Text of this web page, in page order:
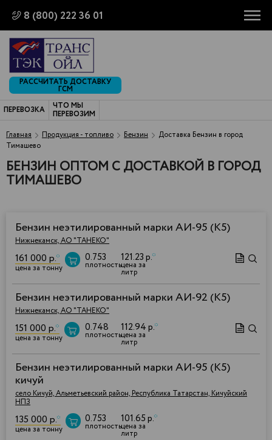
8 (800) 222 36 01
РАССЧИТАТЬ ДОСТАВКУ
ГСМ
ПЕРЕВОЗКА
ЧТО МЫ
ПЕРЕВОЗИМ
Главная
Продукция - топливо Бензин
Доставка Бензин в город
Тимашево
БЕНЗИН ОПТОМ С ДОСТАВКОЙ В ГОРОД
ТИМАШЕВО
Бензин неэтилированный марки АИ-95 (К5)
Нижнекамск, АО "ТАНЕКО"
161 000 р.*
цена за тонну
0.753
плотность
121.23 р.*
цена за
литр
Бензин неэтилированный марки АИ-92 (К5)
Нижнекамск, АО "ТАНЕКО"
151 000 р.*
цена за тонну
0.748
плотность
112.94 р.*
цена за
литр
Бензин неэтилированный марки АИ-95 (К5)
кичуй
село Кичуй, Альметьевский район, Республика Татарстан, Кичуйский
НПЗ
135 000 р.*
цена за тонну
0.753
плотность
101.65 р.*
цена за
литр